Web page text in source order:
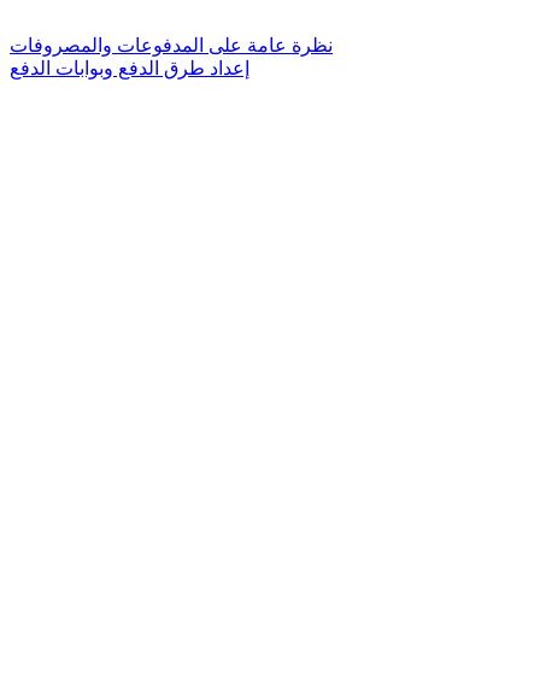
نظرة عامة على المدفوعات والمصروفات
إعداد طرق الدفع وبوابات الدفع